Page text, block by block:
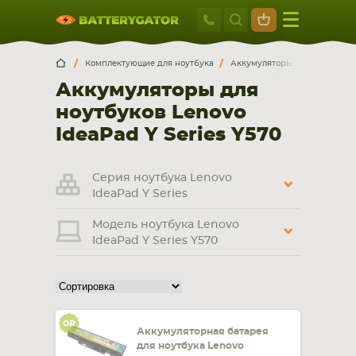
Москва
+7 495 414
Москва Санкт-Петербург
г. Москва, ул. Ткацкая, 5с3 (м. Семеновская)
5 мин. ходьбы от ст.м. “Семеновская”
+7 495 414 28 59
9:00-21:00
смартфона, планшета
Комплектующие для ноутбука Аккумуляторы для ноутбуков
Аккумуляторы для
ноутбуков Lenovo
IdeaPad Y Series Y570
Серия ноутбука Lenovo
IdeaPad Y Series
Модель ноутбука Lenovo
IdeaPad Y Series Y570
Аккумуляторная батарея
для ноутбука Lenovo